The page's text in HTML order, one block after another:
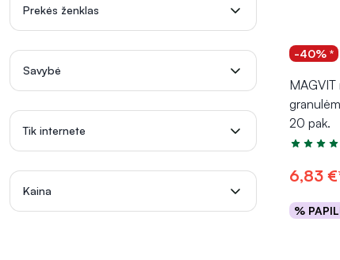
Prekės ženklas
Savybė
Tik internete
Kaina
-40% *
MAGVIT
20 pak.
6,83
%
Į